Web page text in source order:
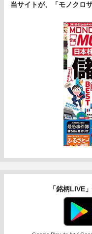
当サイトが、「モノクロ
「銘柄LIVE